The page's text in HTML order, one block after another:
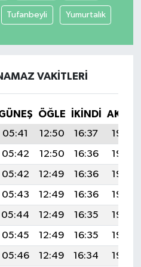
Tufanbeyli Yumurtalık
VAKITLERI
ÖĞLE İKINDI
05:41 12:50 16:37
19:49
05:42 12:50 16:36
19:48
05:42 12:49 16:36
19:46
05:43 12:49 16:36
19:45
05:44 12:49 16:35
19:44
05:45 12:49 16:35
19:43
05:46 12:49 16:34
19:42